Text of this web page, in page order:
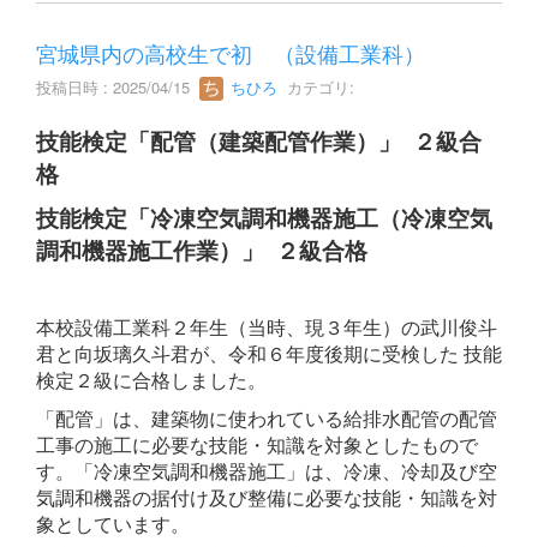
宮城県内の高校生で初 （設備工業科）
投稿日時 : 2025/04/15 ちひろ カテゴリ:
技能検定「配管（建築配管作業）」 ２級合
格
技能検定「冷凍空気調和機器施工（冷凍空気
調和機器施工作業）」 ２級合格
本校設備工業科２年生（当時、現３年生）の武川俊斗
君と向坂璃久斗君が、令和６年度後期に受検した 技能
検定２級に合格しました。
「配管」は、建築物に使われている給排水配管の配管
工事の施工に必要な技能・知識を対象としたもので
す。
「冷凍空気調和機器施工」は、冷凍、冷却及び空
気調和機器の据付け及び整備に必要な技能・知識を対
象としています。